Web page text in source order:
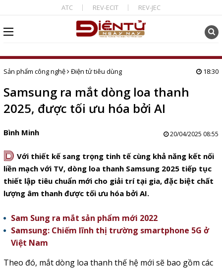
ATC REV-ECIT REV-JEC
Sản phẩm công nghệ Điện tử tiêu dùng 18:30
Samsung ra mắt dòng loa thanh
2025, được tối ưu hóa bởi AI
Bình Minh 20/04/2025 08:55
D Với thiết kế sang trọng tinh tế cùng khả năng kết nối
liền mạch với TV, dòng loa thanh Samsung 2025 tiếp tục
thiết lập tiêu chuẩn mới cho giải trí tại gia, đặc biệt chất
lượng âm thanh được tối ưu hóa bởi AI.
Sam Sung ra mắt sản phẩm mới 2022
Samsung: Chiếm lĩnh thị trường smartphone 5G ở
Việt Nam
Theo đó, mắt dòng loa thanh thế hệ mới sẽ bao gồm các